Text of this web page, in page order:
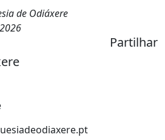
de Odiáxere
Partilhar